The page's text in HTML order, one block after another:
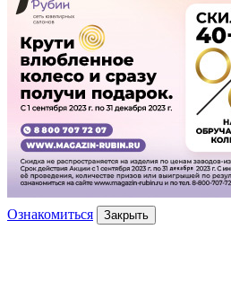
Ознакомиться Закрыть